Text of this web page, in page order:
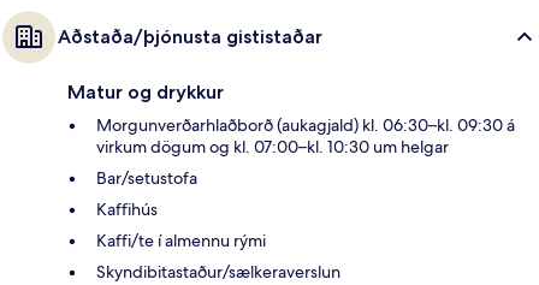
Aðstaða/þjónusta gististaðar
Matur og drykkur
Morgunverðarhlaðborð (aukagjald) kl. 06:30–kl. 09:30 á
virkum dögum og kl. 07:00–kl. 10:30 um helgar
Bar/setustofa
Kaffihús
Kaffi/te í almennu rými
Skyndibitastaður/sælkeraverslun